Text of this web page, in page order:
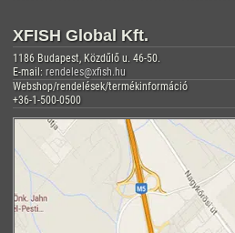
XFISH Global Kft.
1186 Budapest, Közdűlő u. 46-50.
E-mail: rendeles@xfish.hu
Webshop/rendelések/termékinformáció
+36-1-500-0500